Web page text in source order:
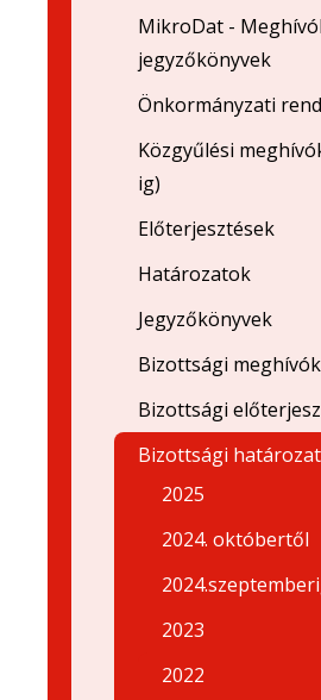
MikroDat -
jegyzőkönyvek
Önkormányzati
Közgyűlési
ig)
Előterjesztések
Határozatok
Jegyzőkönyvek
Bizottsági meghívók
Bizottsági
Bizottsági
2025
2024. októbertől
2023
2022